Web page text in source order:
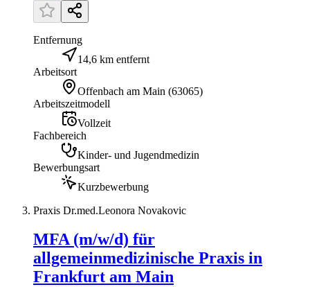
Entfernung
14,6 km entfernt
Arbeitsort
Offenbach am Main (63065)
Arbeitszeitmodell
Vollzeit
Fachbereich
Kinder- und Jugendmedizin
Bewerbungsart
Kurzbewerbung
Praxis Dr.med.Leonora Novakovic
MFA (m/w/d) für
allgemeinmedizinische Praxis in
Frankfurt am Main